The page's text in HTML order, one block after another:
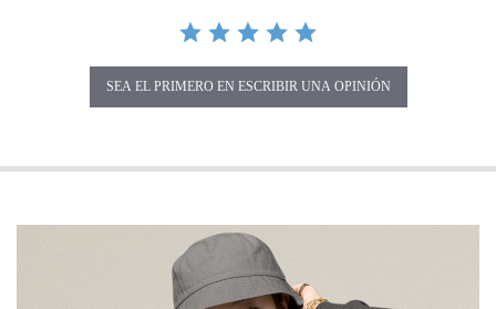
SEA EL PRIMERO EN ESCRIBIR UNA OPINIÓN